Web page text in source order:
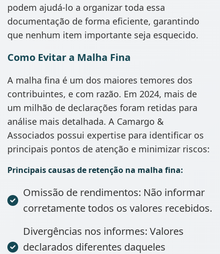
podem ajudá-lo a organizar toda essa
documentação de forma eficiente, garantindo
que nenhum item importante seja esquecido.
Como Evitar a Malha Fina
A malha fina é um dos maiores temores dos
contribuintes, e com razão. Em 2024, mais de
um milhão de declarações foram retidas para
análise mais detalhada. A Camargo &
Associados possui expertise para identificar os
principais pontos de atenção e minimizar riscos:
Principais causas de retenção na malha fina:
Omissão de rendimentos: Não informar
corretamente todos os valores recebidos.
Divergências nos informes: Valores
declarados diferentes daqueles